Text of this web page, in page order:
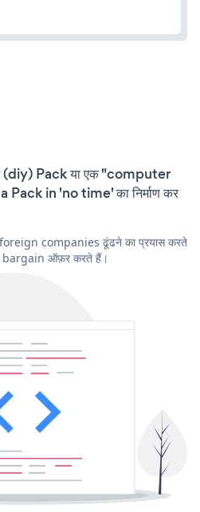
(diy) Pack या एक "computer
Pack in 'no time' का निर्माण कर
foreign companies ढूंढने का प्रयास करते
bargain ऑफ़र करते हैं।